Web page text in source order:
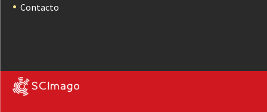
Contacto